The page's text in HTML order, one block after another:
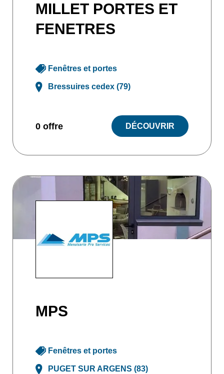
MILLET PORTES ET
FENETRES
Fenêtres et portes
Bressuires cedex (79)
0 offre DÉCOUVRIR
MPS
Fenêtres et portes
PUGET SUR ARGENS (83)